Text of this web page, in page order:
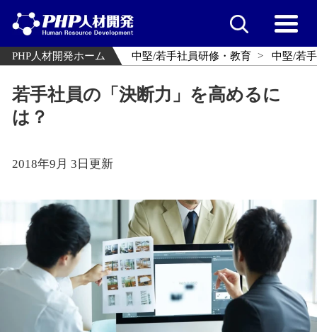
PHP人材開発ホーム 中堅/若手社員研修・教育 中堅/若
若手社員の「決断力」を高めるに
は？
2018年9月 3日更新